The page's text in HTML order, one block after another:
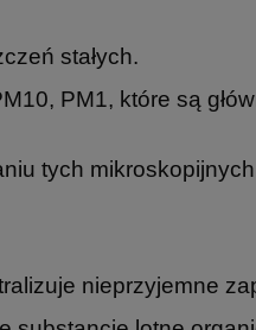
stałych.
PM1, które są
tych
nieprzyjemne